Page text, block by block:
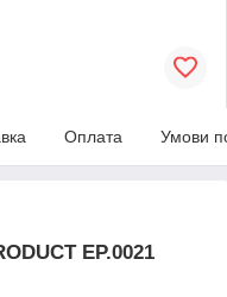
Оплата Умови
EP.0021